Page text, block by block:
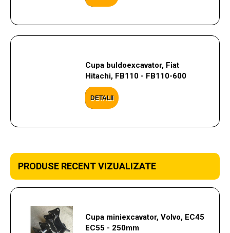
Cupa buldoexcavator, Fiat
Hitachi, FB110 - FB110-600
DETALII
PRODUSE RECENT VIZUALIZATE
Cupa miniexcavator, Volvo, EC45
EC55 - 250mm